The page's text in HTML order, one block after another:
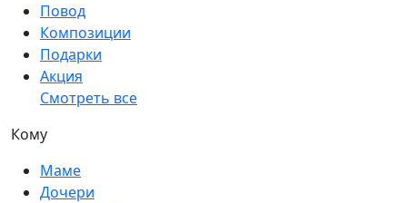
Повод
Композиции
Подарки
Акция
Смотреть все
Кому
Маме
Дочери